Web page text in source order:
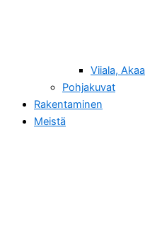
Viiala, Akaa
Pohjakuvat
Rakentaminen
Meistä